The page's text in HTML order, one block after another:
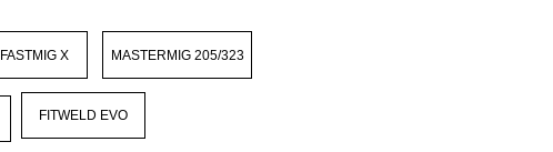
FITWELD EVO
FASTMIG X MASTERMIG 205/323